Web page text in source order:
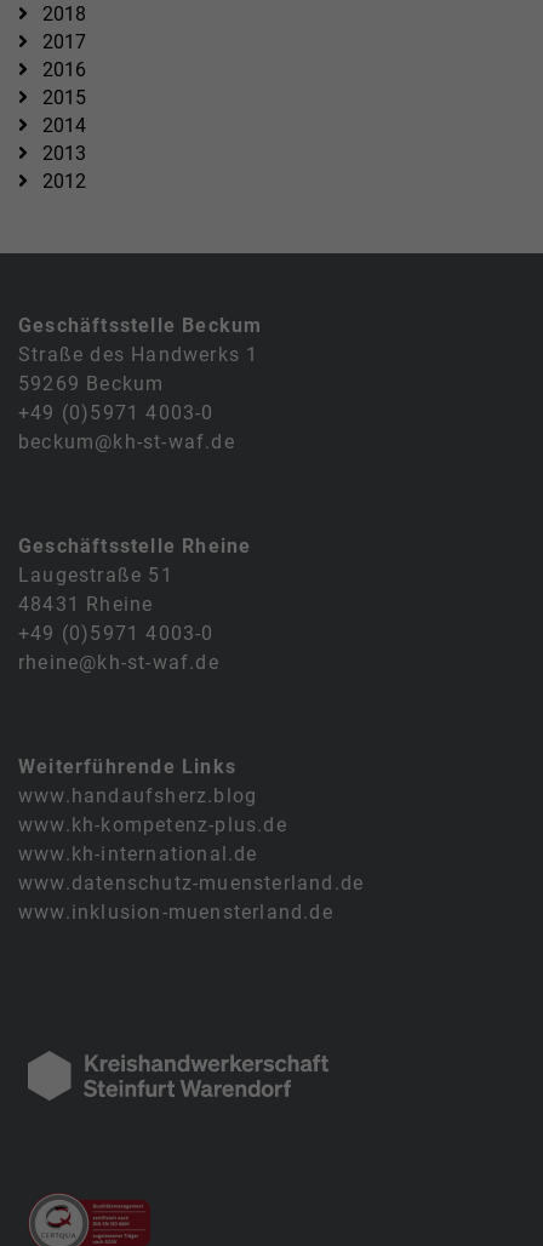
2018
2017
2016
2015
2014
2013
2012
Geschäftsstelle Beckum
Straße des Handwerks 1
59269 Beckum
+49 (0)5971 4003-0
beckum@kh-st-waf.de
Geschäftsstelle Rheine
Laugestraße 51
48431 Rheine
+49 (0)5971 4003-0
rheine@kh-st-waf.de
Weiterführende Links
www.handaufsherz.blog
www.kh-kompetenz-plus.de
www.kh-international.de
www.datenschutz-muensterland.de
www.inklusion-muensterland.de